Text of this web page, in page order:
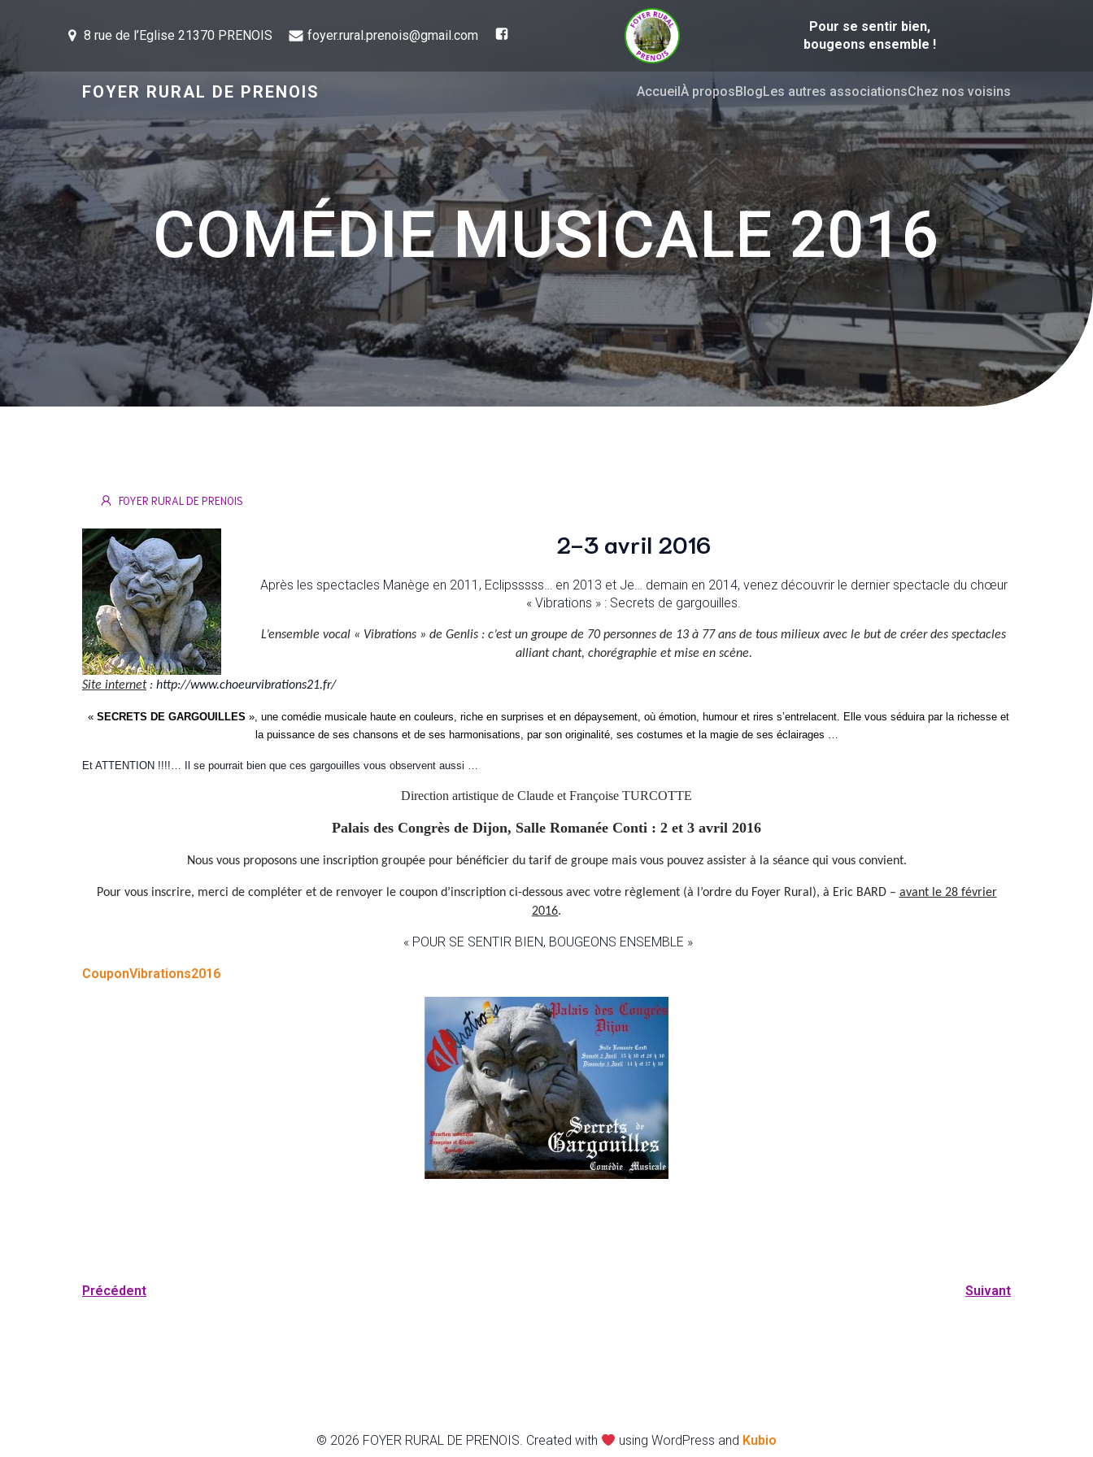
8 rue de l’Eglise 21370 PRENOIS foyer.rural.prenois@gmail.com
Pour se sentir bien,
bougeons ensemble !
FOYER RURAL DE PRENOIS AccueilÀ proposBlogLes autres associationsChez nos voisins
COMÉDIE MUSICALE 2016
FOYER RURAL DE PRENOIS
2-3 avril 2016
Après les spectacles Manège en 2011, Eclipsssss… en 2013 et Je… demain en 2014, venez découvrir le dernier spectacle du chœur
« Vibrations » : Secrets de gargouilles.
L’ensemble vocal « Vibrations » de Genlis : c’est un groupe de 70 personnes de 13 à 77 ans de tous milieux avec le but de créer des spectacles
alliant chant, chorégraphie et mise en scène.
Site internet: http://www.choeurvibrations21.fr/
« SECRETS DE GARGOUILLES », une comédie musicale haute en couleurs, riche en surprises et en dépaysement, où émotion, humour et rires s’entrelacent. Elle vous séduira par la richesse et
la puissance de ses chansons et de ses harmonisations, par son originalité, ses costumes et la magie de ses éclairages …
Et ATTENTION !!!!… Il se pourrait bien que ces gargouilles vous observent aussi …
Direction artistique de Claude et Françoise TURCOTTE
Palais des Congrès de Dijon, Salle Romanée Conti : 2 et 3 avril 2016
Nous vous proposons une inscription groupée pour bénéficier du tarif de groupe mais vous pouvez assister à la séance qui vous convient.
Pour vous inscrire, merci de compléter et de renvoyer le coupon d’inscription ci-dessous avec votre règlement (à l’ordre du Foyer Rural), à Eric BARD – avant le 28 février
2016.
« POUR SE SENTIR BIEN, BOUGEONS ENSEMBLE »
CouponVibrations2016
Précédent Suivant
© 2026 FOYER RURAL DE PRENOIS. Created with using WordPress and Kubio